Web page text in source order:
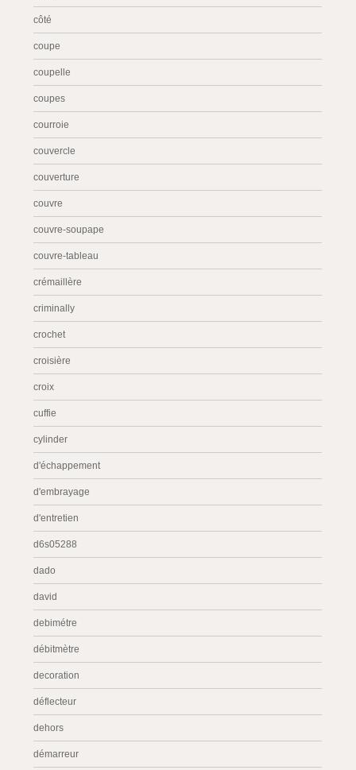
côté
coupe
coupelle
coupes
courroie
couvercle
couverture
couvre
couvre-soupape
couvre-tableau
crémaillère
criminally
crochet
croisière
croix
cuffie
cylinder
d'échappement
d'embrayage
d'entretien
d6s05288
dado
david
debimétre
débitmètre
decoration
déflecteur
dehors
démarreur